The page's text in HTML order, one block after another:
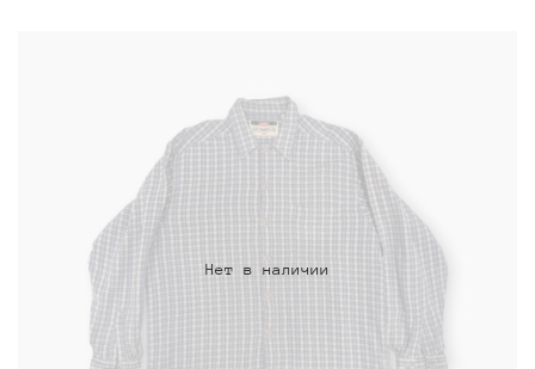
Нет в наличии